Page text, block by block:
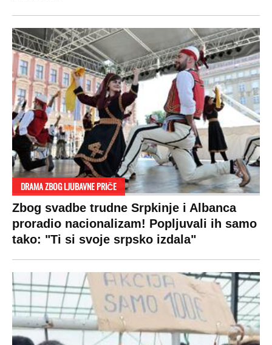
SPREMITE SE
Za posnu slavsku trpezu ove godine treba
izdvojiti ozbiljnu sumu novca: Nečija cela
plata ode na svega 20 gostiju
VESTI
Politika
Društvo
Hronika
Ekonomija
Kosovo
Sudbine
SHOWBIZ
Rijaliti
Zvezde
Holivud
Kviz
SPORT
Fudbal
Košarka
Tenis
Ostali sportovi
Navijači
Showtime
VIRALNO
Bizar
Svaštara
Tiktok
LIFESTYLE
Stil
Ljubav
Zdravlje
SVET
Planeta
Globalno zagrevanje
Hrvatska
BiH
MONDO INC.
Impressum
Kontakt
Marketing
Politika o kolačićima